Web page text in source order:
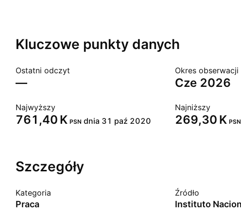
Kluczowe punkty danych
Ostatni odczyt
—
Okres obserwacji
cze 2026
Najwyższy
‪761,40 K‬ PSN dnia 31 paź 2020
Najniższy
‪269,30 K‬ PSN
Szczegóły
Kategoria
Praca
Źródło